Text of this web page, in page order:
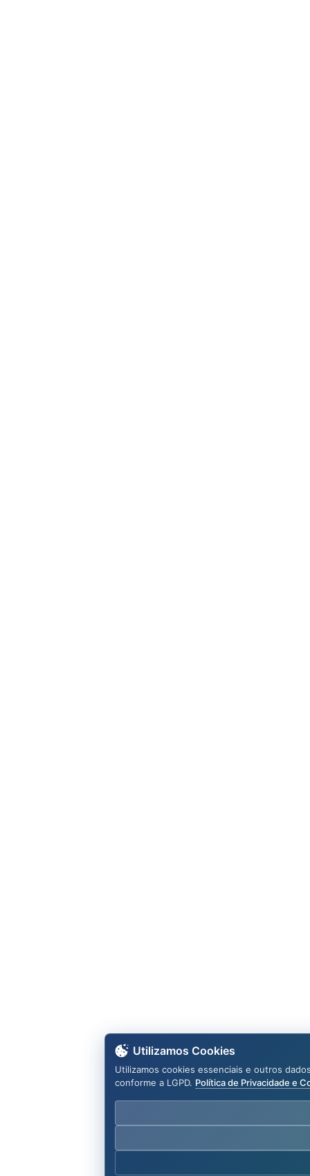
Utilizamos Cookies
Utilizamos cookies essenciais e outros
conforme a LGPD. Política de Privacidade e